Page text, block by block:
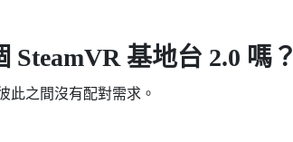
SteamVR基地台 2.0 嗎？
此之間沒有配對需求。